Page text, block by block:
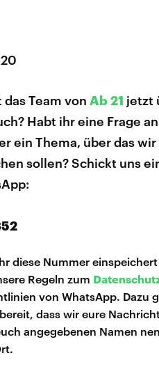
Team von Ab 21 jetzt
Habt ihr eine Frage
ein Thema, über das
sollen? Schickt uns
diese Nummer
Regeln zum
von WhatsApp. Dazu
dass wir eure
angegebenen Namen